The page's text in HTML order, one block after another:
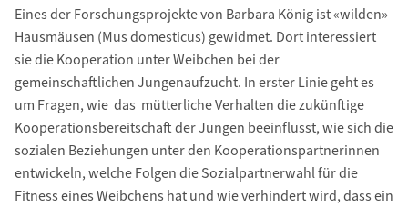
Eines der Forschungsprojekte von Barbara König ist «wilden»
Hausmäusen (Mus domesticus) gewidmet. Dort interessiert
sie die Kooperation unter Weibchen bei der
gemeinschaftlichen Jungenaufzucht. In erster Linie geht es
um Fragen, wie das mütterliche Verhalten die zukünftige
Kooperationsbereitschaft der Jungen beeinflusst, wie sich die
sozialen Beziehungen unter den Kooperationspartnerinnen
entwickeln, welche Folgen die Sozialpartnerwahl für die
Fitness eines Weibchens hat und wie verhindert wird, dass ein